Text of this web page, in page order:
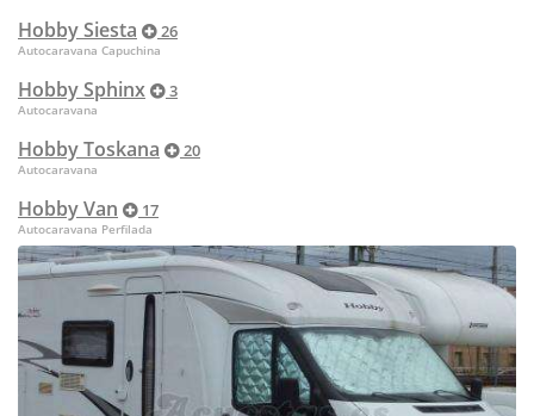
Hobby Siesta 26
Autocaravana Capuchina
Hobby Sphinx 3
Autocaravana
Hobby Toskana 20
Autocaravana
Hobby Van 17
Autocaravana Perfilada